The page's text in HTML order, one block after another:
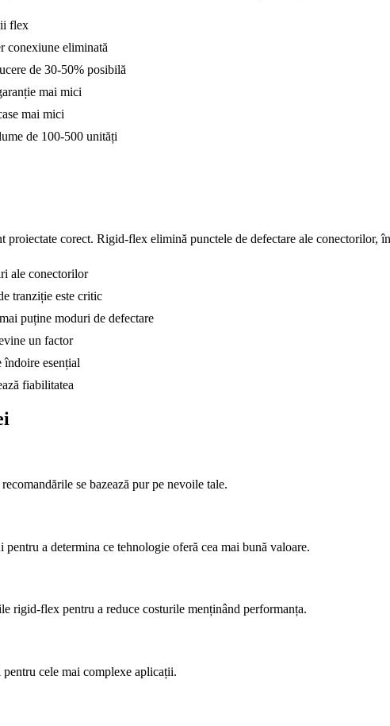
flex
conexiune eliminată
de 30-50% posibilă
mai mici
mai mici
de 100-500 unități
proiectate corect. Rigid-flex elimină punctele de defectare ale
ale conectorilor
tranziție este critic
puține moduri de defectare
un factor
esențial
fiabilitatea
se bazează pur pe nevoile tale.
a determina ce tehnologie oferă cea mai bună valoare.
rigid-flex pentru a reduce costurile menținând performanța.
cele mai complexe aplicații.